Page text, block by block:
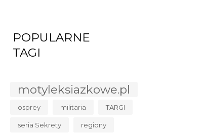
POPULARNE
TAGI
motyleksiazkowe.pl
osprey militaria TARGI
seria Sekrety regiony